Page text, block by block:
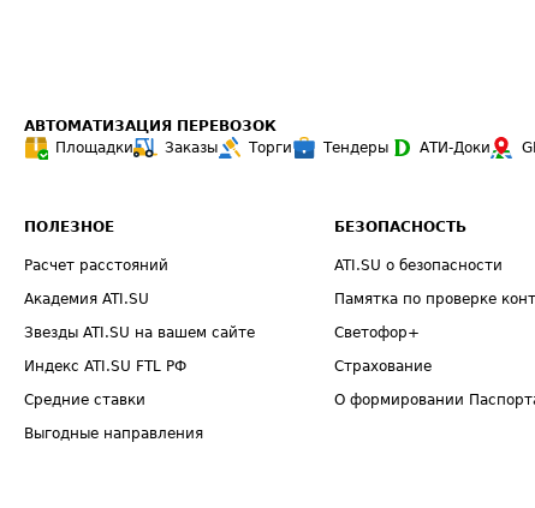
АВТОМАТИЗАЦИЯ ПЕРЕВОЗОК
Площадки
Заказы Торги Тендеры АТИ-Доки
ПОЛЕЗНОЕ
Расчет расстояний
Академия ATI.SU
Звезды ATI.SU на вашем сайте
Индекс ATI.SU FTL РФ
Средние ставки
Выгодные направления
БЕЗОПАСНОСТЬ
ATI.SU о безопасности
Памятка по проверке
Светофор+
Страхование
О формировании